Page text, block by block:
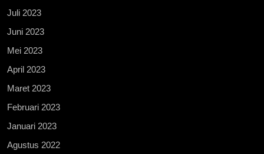
Juli 2023
Juni 2023
Mei 2023
April 2023
Maret 2023
Februari 2023
Januari 2023
Agustus 2022